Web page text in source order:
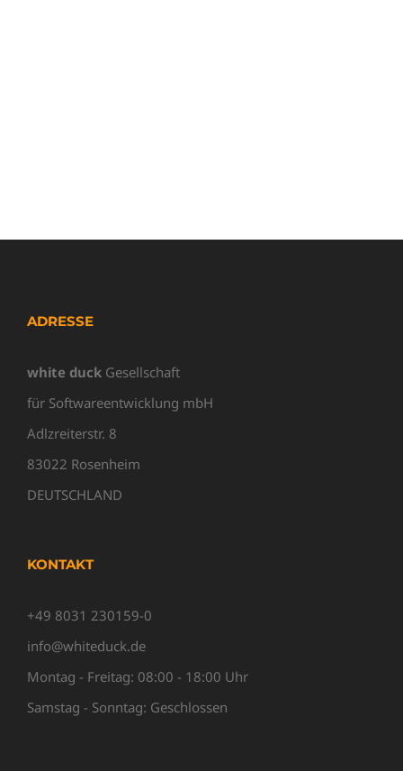
ADRESSE
white duck Gesellschaft
für Softwareentwicklung mbH
Adlzreiterstr. 8
83022 Rosenheim
DEUTSCHLAND
KONTAKT
+49 8031 230159-0
info@whiteduck.de
Montag - Freitag: 08:00 - 18:00 Uhr
Samstag - Sonntag: Geschlossen